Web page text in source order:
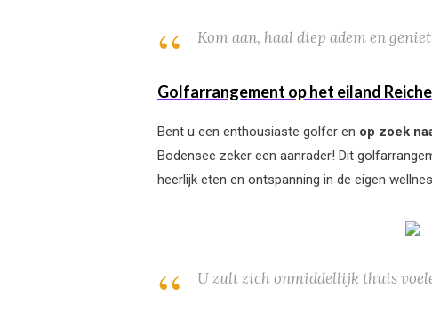
Kom aan, haal diep adem en
Golfarrangement op het eiland
Bent u een enthousiaste golfer en op zoek
Bodensee zeker een aanrader! Dit
heerlijk eten en ontspanning in de eigen
U zult zich onmiddellijk thuis